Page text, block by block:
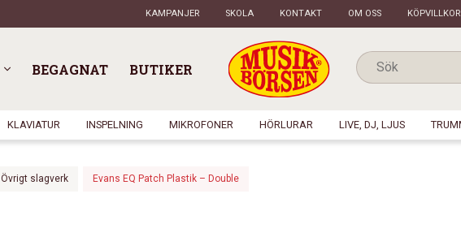
KAMPANJER SKOLA KONTAKT OM OSS
BEGAGNAT BUTIKER
KLAVIATUR INSPELNING MIKROFONER HÖRLURAR LIVE, DJ, LJUS
Övrigt slagverk Evans EQ Patch Plastik – Double